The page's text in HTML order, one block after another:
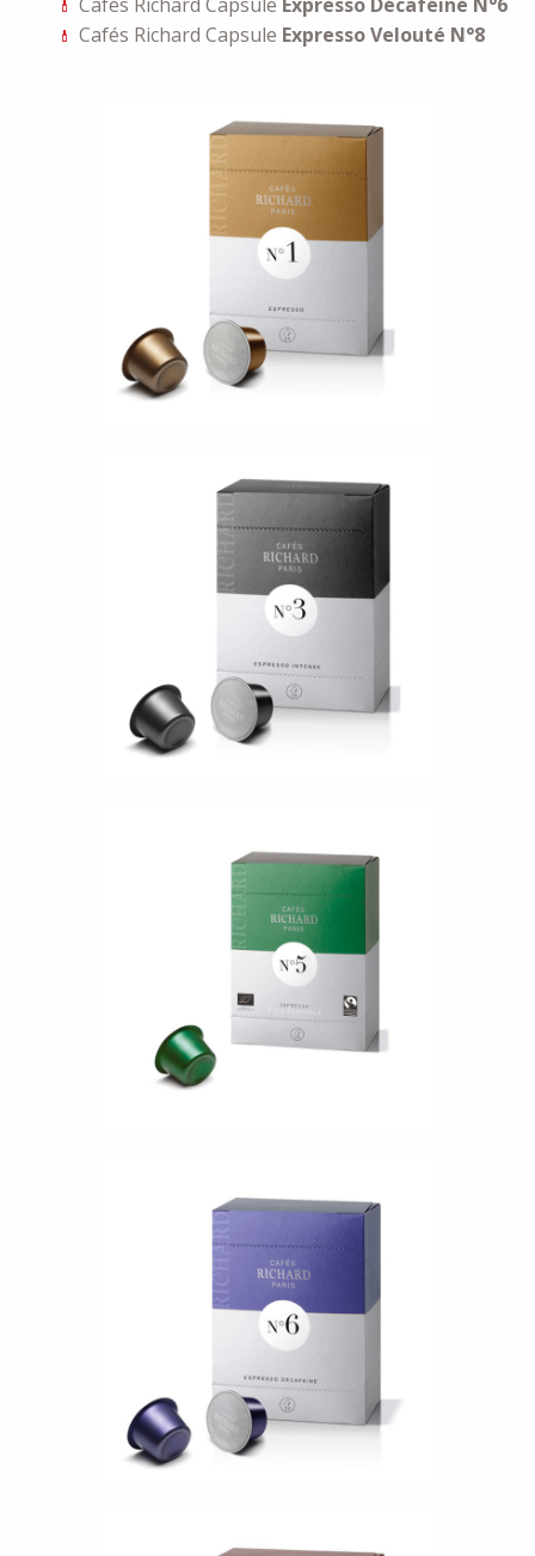
Cafés Richard Capsule Expresso Velouté N°8